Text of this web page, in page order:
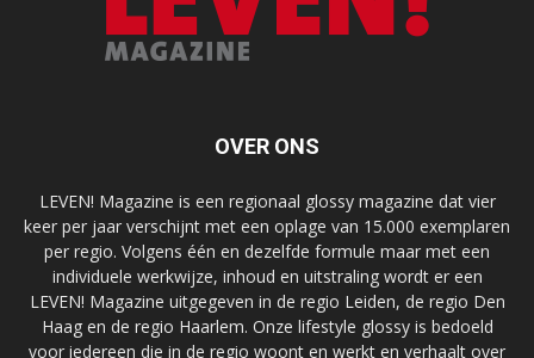
OVER ONS
LEVEN! Magazine is een regionaal glossy magazine dat vier
keer per jaar verschijnt met een oplage van 15.000 exemplaren
per regio. Volgens één en dezelfde formule maar met een
individuele werkwijze, inhoud en uitstraling wordt er een
LEVEN! Magazine uitgegeven in de regio Leiden, de regio Den
Haag en de regio Haarlem. Onze lifestyle glossy is bedoeld
voor iedereen die in de regio woont en werkt en verhaalt over